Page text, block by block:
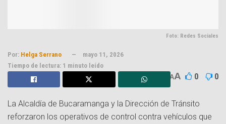
Foto: Redes Sociales
Por: Helga Serrano
mayo 11, 2026
Tiempo de lectura: 1 minuto leído
AA 0 0
La Alcaldía de Bucaramanga y la Dirección de Tránsito
reforzaron los operativos de control contra vehículos que